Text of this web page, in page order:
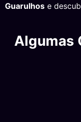
Guarulhos e
Algumas